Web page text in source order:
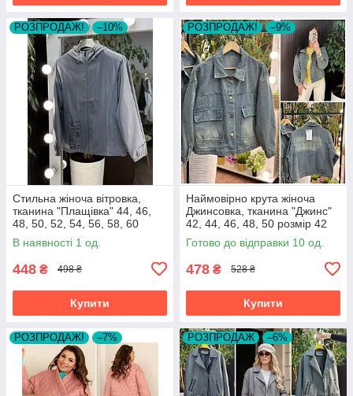
РОЗПРОДАЖ! –10%
Стильна жіноча вітровка,
тканина "Плащівка" 44, 46,
48, 50, 52, 54, 56, 58, 60
розмір 44
В наявності 1 од.
448 ₴ 498 ₴
Купити
РОЗПРОДАЖ! –9%
Наймовірно крута жіноча
Джинсовка, тканина "Джинс"
42, 44, 46, 48, 50 розмір 42
Готово до відправки 10 од.
478 ₴ 528 ₴
Купити
РОЗПРОДАЖ! –7% РОЗПРОДАЖ –6%